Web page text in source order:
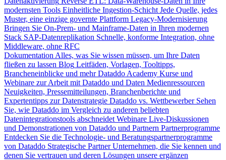
modernsten Tools Einheitliche Ingestion-Schicht Jede Quelle, jedes
Muster, eine einzige governte Plattform Legacy-Modernisierung
Bringen Sie On-Prem- und Mainframe-Daten in Ihren modernen
Stack SAP-Datenreplikation Schnelle, konforme Integration, ohne
Middleware, ohne RFC
Dokumentation Alles, was Sie wissen müssen, um Ihre Daten
fließen zu lassen Blog Leitfäden, Vorlagen, Tooltipps,
Brancheneinblicke und mehr Dataddo Academy Kurse und
Webinare zur Arbeit mit Dataddo und Daten Medienressourcen
Neuigkeiten, Pressemitteilungen, Branchenberichte und
Expertentipps zur Datenstrategie Dataddo vs. Wettbewerber Sehen
Sie, wie Dataddo im Vergleich zu anderen beliebten
Datenintegrationstools abschneidet Webinare Live-Diskussionen
und Demonstrationen von Dataddo und Partnern Partnerprogramme
Entdecken Sie die Technologie- und Beratungspartnerprogramme
von Dataddo Strategische Partner Unternehmen, die Sie kennen und
denen Sie vertrauen und deren Lösungen unsere ergänzen